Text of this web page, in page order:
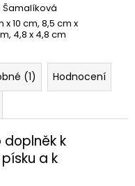
Šamalíková
x 10 cm, 8,5 cm x
4,8 x 4,8 cm
(1)
Hodnocení
doplněk k
a k